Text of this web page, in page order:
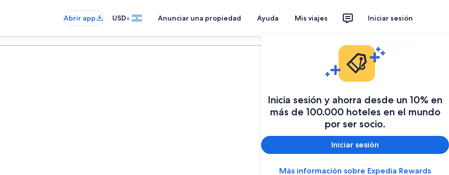
Abrir app USD• Anunciar una propiedad Ayuda Mis viajes Iniciar sesión
Inicia sesión y ahorra desde un 10% en
más de 100.000 hoteles en el mundo
por ser socio.
Iniciar sesión
Más información sobre Expedia Rewards